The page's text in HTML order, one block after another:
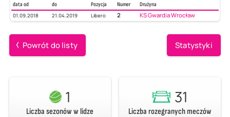
data od do Pozycja Numer
Drużyna
01.09.2018
21.04.2019 Libero 2 KS Gwardia Wrocław
Powrót do listy Statystyki
1
Liczba sezonów w lidze
31
Liczba rozegranych meczów